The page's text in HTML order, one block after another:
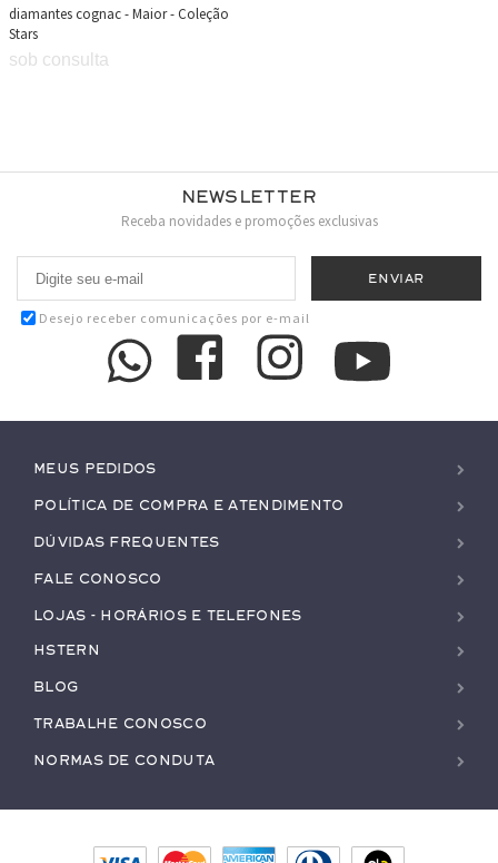
diamantes cognac - Maior - Coleção
Stars
sob consulta
Newsletter
Receba novidades e promoções exclusivas
Desejo receber comunicações por e-mail
Meus pedidos
Política de Compra e Atendimento
Dúvidas Frequentes
Fale conosco
Lojas - Horários e Telefones
HStern
Blog
Trabalhe conosco
Normas de Conduta